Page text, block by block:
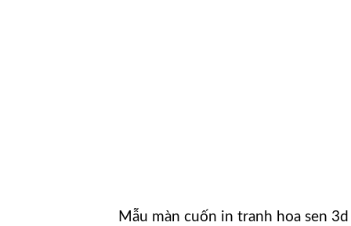
Mẫu màn cuốn in tranh hoa sen 3d